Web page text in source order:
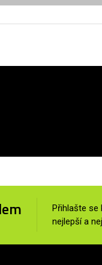
Přihlašte se
nejlepší a